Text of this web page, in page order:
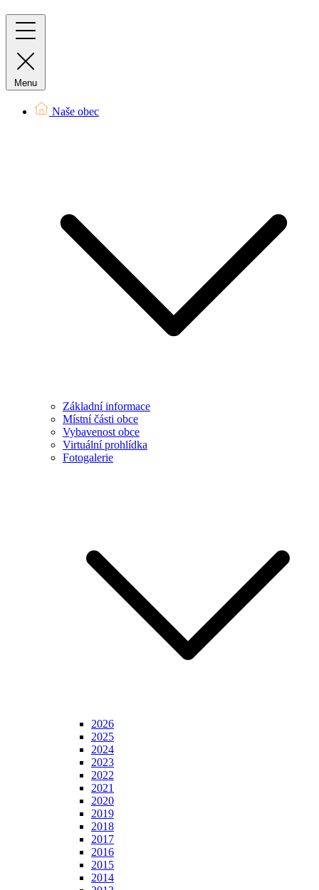
Menu
Naše obec
Základní informace
Místní části obce
Vybavenost obce
Virtuální prohlídka
Fotogalerie
2026
2025
2024
2023
2022
2021
2020
2019
2018
2017
2016
2015
2014